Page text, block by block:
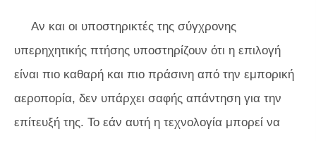
Αν και οι υποστηρικτές της σύγχρονης
υπερηχητικής πτήσης υποστηρίζουν ότι η επιλογή
είναι πιο καθαρή και πιο πράσινη από την εμπορική
αεροπορία, δεν υπάρχει σαφής απάντηση για την
επίτευξή της. Το εάν αυτή η τεχνολογία μπορεί να